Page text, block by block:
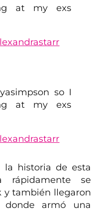
at my exs
so I
at my exs
la historia de esta
rápidamente se
y también llegaron
donde armó una